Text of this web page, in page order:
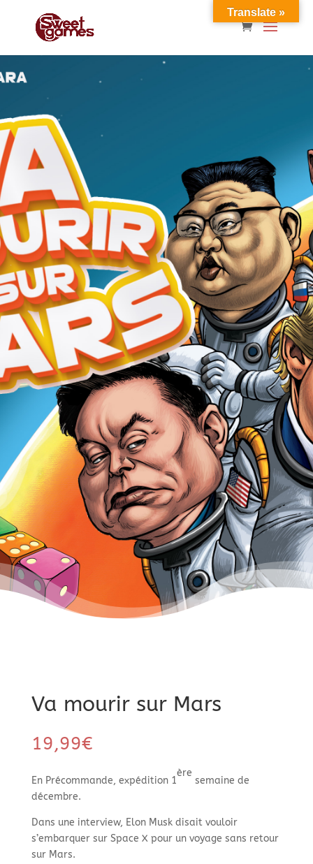
Va mourir sur Mars
19,99€
En Précommande, expédition 1
ère
semaine de
décembre.
Dans une interview, Elon Musk disait vouloir
s’embarquer sur Space X pour un voyage sans retour
sur Mars.
Translate »